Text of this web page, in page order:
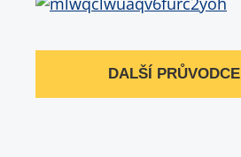
DALŠÍ PRŮVODCE